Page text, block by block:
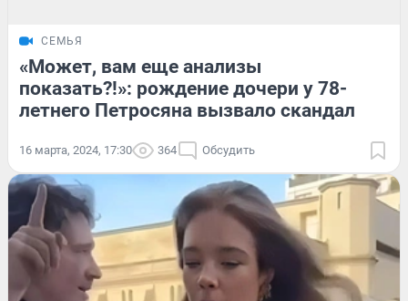
СЕМЬЯ
«Может, вам еще анализы
показать?!»: рождение дочери у 78-
летнего Петросяна вызвало скандал
16 марта, 2024, 17:30 364 Обсудить